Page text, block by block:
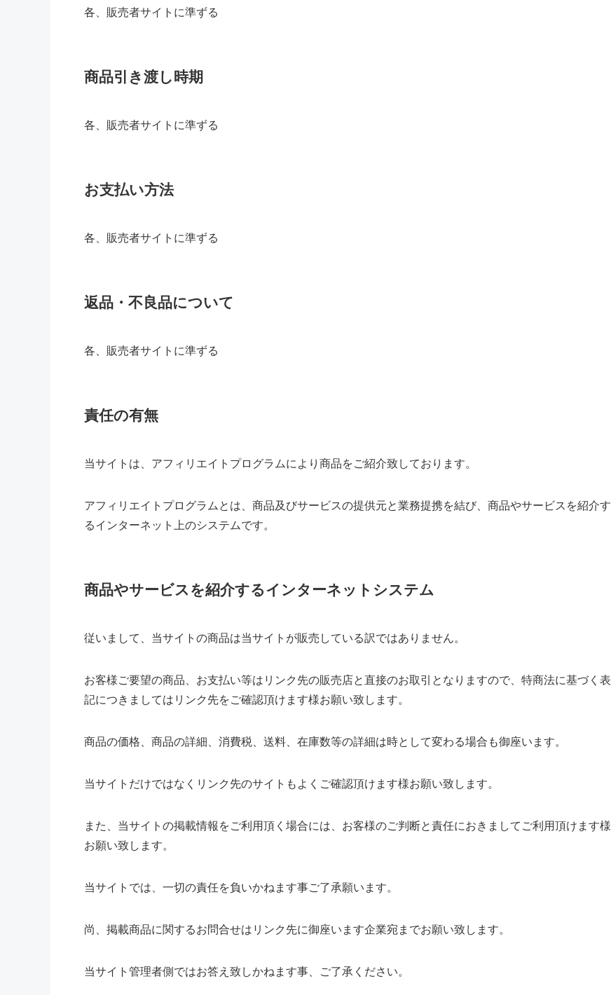
各、販売者サイトに準ずる
商品引き渡し時期
各、販売者サイトに準ずる
お支払い方法
各、販売者サイトに準ずる
返品・不良品について
各、販売者サイトに準ずる
責任の有無
当サイトは、アフィリエイトプログラムにより商品をご紹介致しております。
アフィリエイトプログラムとは、商品及びサービスの提供元と業務提携を結び、商品やサービスを紹介す
るインターネット上のシステムです。
商品やサービスを紹介するインターネットシステム
従いまして、当サイトの商品は当サイトが販売している訳ではありません。
お客様ご要望の商品、お支払い等はリンク先の販売店と直接のお取引となりますので、特商法に基づく表
記につきましてはリンク先をご確認頂けます様お願い致します。
商品の価格、商品の詳細、消費税、送料、在庫数等の詳細は時として変わる場合も御座います。
当サイトだけではなくリンク先のサイトもよくご確認頂けます様お願い致します。
また、当サイトの掲載情報をご利用頂く場合には、お客様のご判断と責任におきましてご利用頂けます様
お願い致します。
当サイトでは、一切の責任を負いかねます事ご了承願います。
尚、掲載商品に関するお問合せはリンク先に御座います企業宛までお願い致します。
当サイト管理者側ではお答え致しかねます事、ご了承ください。